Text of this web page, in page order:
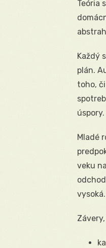
Teória
Každý
plán.
toho,
úspory.
Mladé
veku
vysoká.